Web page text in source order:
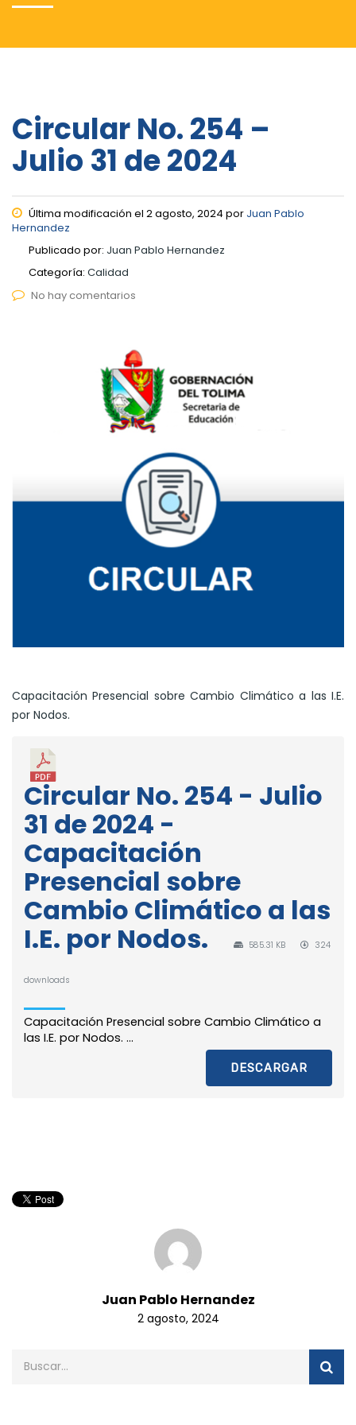
Circular No. 254 –
Julio 31 de 2024
Última modificación el 2 agosto, 2024 por Juan Pablo
Hernandez
Publicado por: Juan Pablo Hernandez
Categoría: Calidad
No hay comentarios
Capacitación Presencial sobre Cambio Climático a las I.E.
por Nodos.
Circular No. 254 - Julio
31 de 2024 -
Capacitación
Presencial sobre
Cambio Climático a las
I.E. por Nodos.
585.31 KB 324
downloads
Capacitación Presencial sobre Cambio Climático a
las I.E. por Nodos. ...
DESCARGAR
Juan Pablo Hernandez
2 agosto, 2024